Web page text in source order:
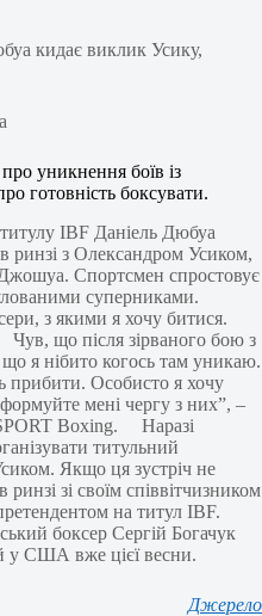
уникнення боїв із
готовність боксувати.
IBF Даніель Дюбуа
в ринзі з Олександром Усиком,
Спортсмен спростовує
суперниками.
з якими я хочу битися.
Чув, що після зірваного бою з
я нібито когось там уникаю.
прибити. Особисто я хочу
мені чергу з них”, –
Boxing. Наразі
титульний
Якщо ця зустріч не
зі своїм співвітчизником
на титул IBF.
боксер Сергій Богачук
у США вже цієї весни.
Джерело